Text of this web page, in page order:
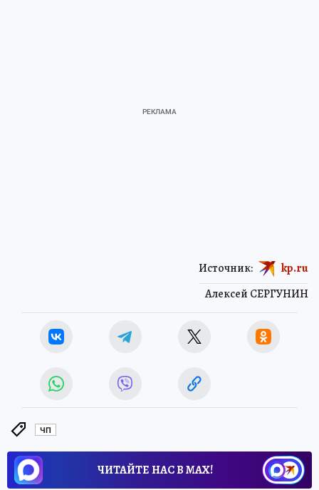
Алексей СЕРГУНИН
Источник: kp.ru
ЧП
ЧИТАЙТЕ НАС В МАХ!